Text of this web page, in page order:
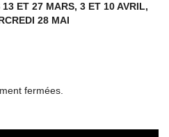
ET 27 MARS, 3 ET 10 AVRIL,
28 MAI
fermées.